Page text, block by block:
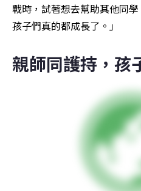
戰時，試著想去幫助其他同
孩子們真的都成長了。」
親師同護持，孩